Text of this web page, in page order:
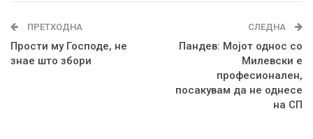
ПРЕТХОДНА
Прости му Господе, не
знае што збори
СЛЕДНА
Пандев: Мојот однос со
Милевски е
професионален,
посакувам да не однесе
на СП